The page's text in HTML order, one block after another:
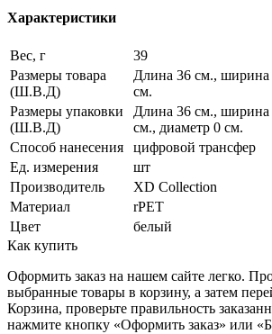
Характеристики
Вес, г
39
Размеры товара
(Ш.В.Д)
Длина 36 см., ширина
см.
Размеры упаковки
(Ш.В.Д)
Длина 36 см., ширина
см., диаметр 0 см.
Способ нанесения
цифровой трансфер
Ед. измерения
шт
Производитель
XD Collection
Материал
rPET
Цвет
белый
Как купить
Оформить заказ на нашем сайте легко.
выбранные товары в корзину, а затем
Корзина, проверьте правильность
нажмите кнопку «Оформить заказ» или